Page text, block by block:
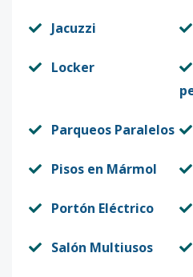
Jacuzzi
Locker
Parqueos Paralelos
Pisos en Mármol
Portón Eléctrico
Salón Multiusos